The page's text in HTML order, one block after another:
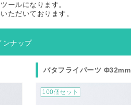
ールになります。
ただいております。
ンナップ
バタフライパーツ Φ32mm
100個セット